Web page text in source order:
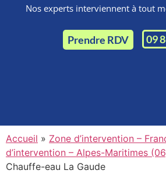
Nos experts interviennent à tout
Prendre RDV 09
Accueil » Zone d’intervention –
d’intervention – Alpes-Maritimes
Chauffe-eau La Gaude